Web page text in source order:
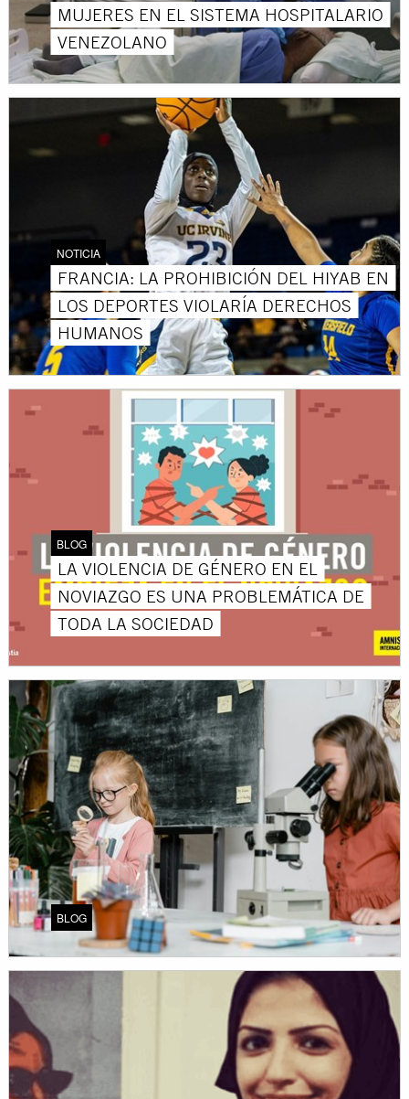
MUJERES EN EL SISTEMA HOSPITALARIO
VENEZOLANO
NOTICIA
FRANCIA: LA PROHIBICIÓN DEL HIYAB EN
LOS DEPORTES VIOLARÍA DERECHOS
HUMANOS
BLOG
LA VIOLENCIA DE GÉNERO EN EL
NOVIAZGO ES UNA PROBLEMÁTICA DE
TODA LA SOCIEDAD
BLOG